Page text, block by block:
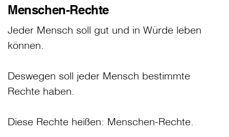
Menschen-Rechte
Jeder Mensch soll gut und in Würde leben
können.
Deswegen soll jeder Mensch bestimmte
Rechte haben.
Diese Rechte heißen: Menschen-Rechte.